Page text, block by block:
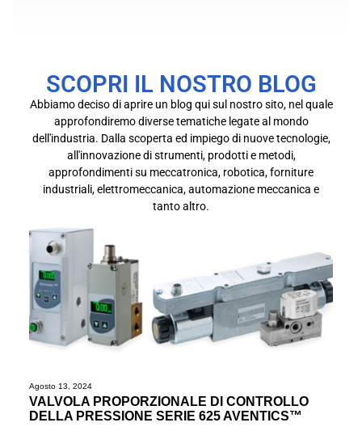
SCOPRI IL NOSTRO BLOG
Abbiamo deciso di aprire un blog qui sul nostro sito, nel quale
approfondiremo diverse tematiche legate al mondo
dell'industria. Dalla scoperta ed impiego di nuove tecnologie,
all'innovazione di strumenti, prodotti e metodi,
approfondimenti su meccatronica, robotica, forniture
industriali, elettromeccanica, automazione meccanica e
tanto altro.
Agosto 13, 2024
VALVOLA PROPORZIONALE DI CONTROLLO
DELLA PRESSIONE SERIE 625 AVENTICS™